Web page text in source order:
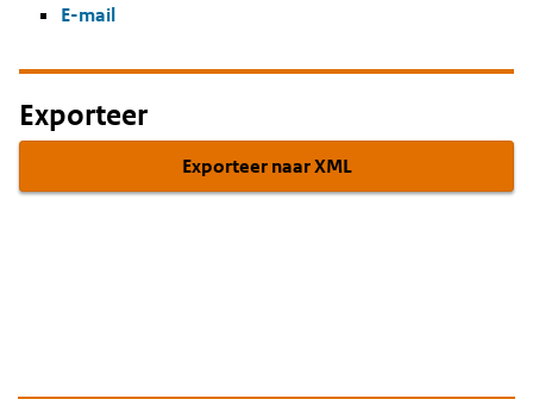
E-mail
Exporteer
Exporteer naar XML